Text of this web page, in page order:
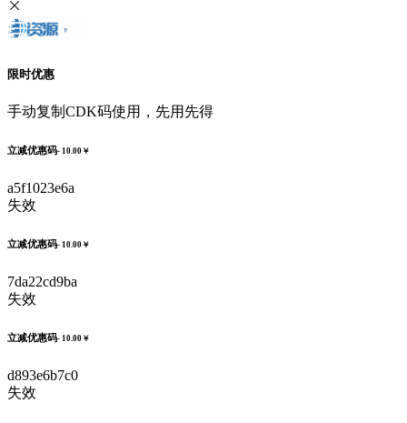
限时优惠
手动复制CDK码使用，先用先得
立减优惠码- 10.00￥
a5f1023e6a
失效
立减优惠码- 10.00￥
7da22cd9ba
失效
立减优惠码- 10.00￥
d893e6b7c0
失效